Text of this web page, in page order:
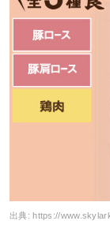
出典:https://